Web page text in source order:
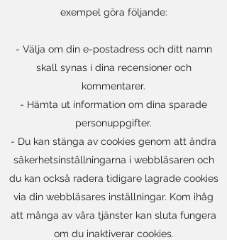
exempel göra följande:
- Välja om din e-postadress och ditt namn
skall synas i dina recensioner och
kommentarer.
- Hämta ut information om dina sparade
personuppgifter.
- Du kan stänga av cookies genom att ändra
säkerhetsinställningarna i webbläsaren och
du kan också radera tidigare lagrade cookies
via din webbläsares inställningar. Kom ihåg
att många av våra tjänster kan sluta fungera
om du inaktiverar cookies.